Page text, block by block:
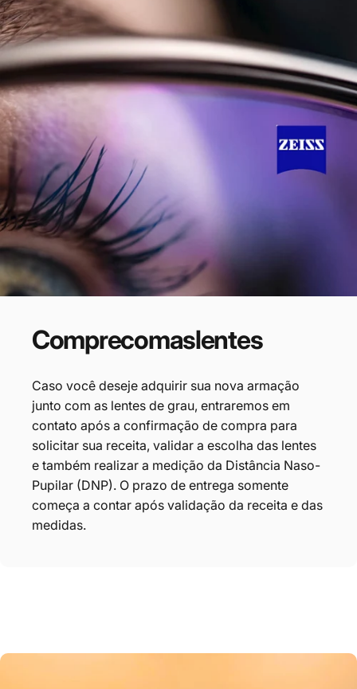
Comprecomaslentes
Caso você deseje adquirir sua nova armação
junto com as lentes de grau, entraremos em
contato após a confirmação de compra para
solicitar sua receita, validar a escolha das lentes
e também realizar a medição da Distância Naso-
Pupilar (DNP). O prazo de entrega somente
começa a contar após validação da receita e das
medidas.